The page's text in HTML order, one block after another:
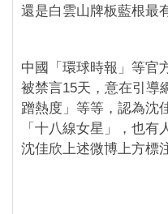
還是白雲山牌板藍根最
中國「環球時報」等官
被禁言15天，意在引導
蹭熱度」等等，認為沈
「十八線女星」，也
沈佳欣上述微博上方標